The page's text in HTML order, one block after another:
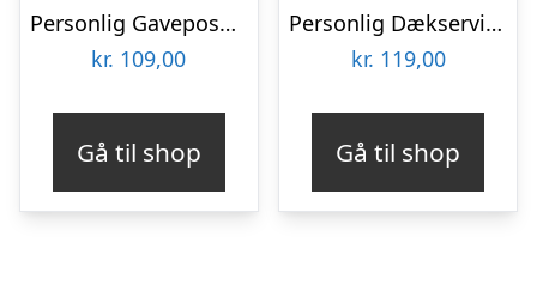
Personlig Gavepose til vin med Fotohjerte & Tekst
kr. 109,00
Gå til shop
Personlig Dækserviet med Billede
kr. 119,00
Gå til shop